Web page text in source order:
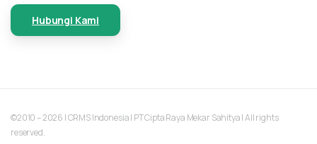
Hubungi Kami
©2010 – 2026 | CRMS Indonesia | PT Cipta Raya Mekar Sahitya | All rights
reserved.